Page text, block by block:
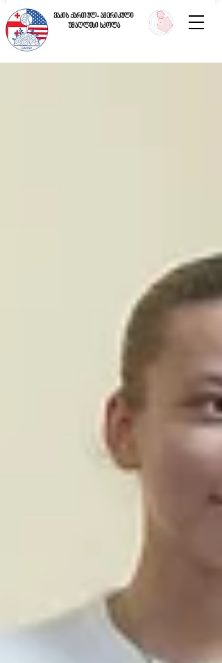
ვაკის ქართულ- ამერიკული
უმაღლესი სკოლა